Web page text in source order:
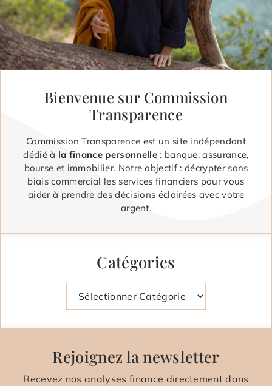
Bienvenue sur Commission
Transparence
Commission Transparence est un site indépendant
dédié à la finance personnelle: banque, assurance,
bourse et immobilier. Notre objectif : décrypter sans
biais commercial les services financiers pour vous
aider à prendre des décisions éclairées avec votre
argent.
Catégories
Rejoignez la newsletter
Recevez nos analyses finance directement dans